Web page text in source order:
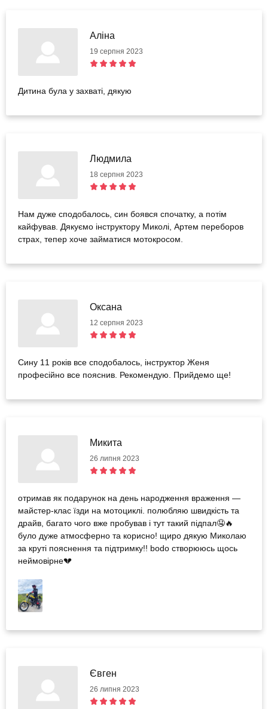
Аліна
19 серпня 2023
Дитина була у захваті, дякую
Людмила
18 серпня 2023
Нам дуже сподобалось, син боявся спочатку, а потім
кайфував. Дякуємо інструктору Миколі, Артем переборов
страх, тепер хоче займатися мотокросом.
Оксана
12 серпня 2023
Сину 11 років все сподобалось, інструктор Женя
професійно все пояснив. Рекомендую. Прийдемо ще!
Микита
26 липня 2023
отримав як подарунок на день народження враження —
майстер-клас їзди на мотоциклі. полюбляю швидкість та
драйв, багато чого вже пробував і тут такий підпал🤤🔥
було дуже атмосферно та корисно! щиро дякую Миколаю
за круті пояснення та підтримку!! bodo створююсь щось
неймовірне💔
Євген
26 липня 2023